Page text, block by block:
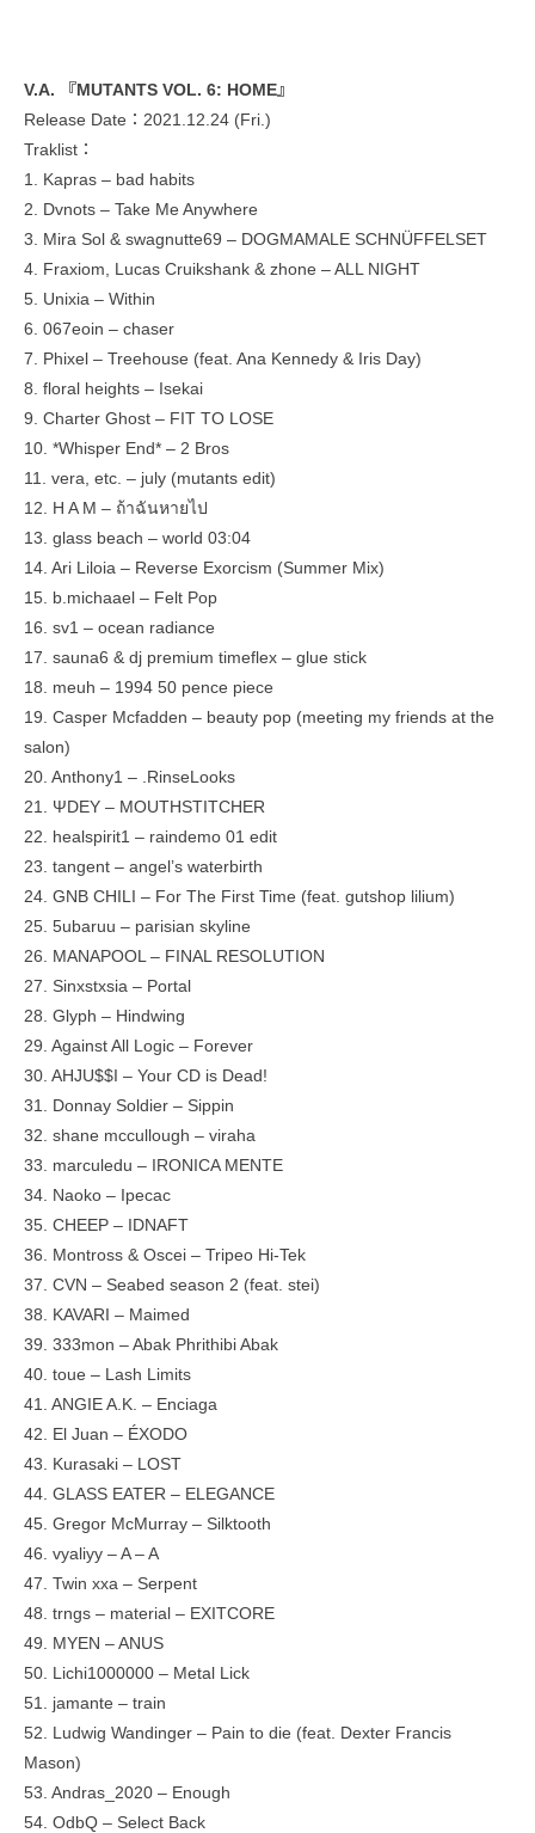
V.A. 『MUTANTS VOL. 6: HOME』
Release Date：2021.12.24 (Fri.)
Traklist：
1. Kapras – bad habits
2. Dvnots – Take Me Anywhere
3. Mira Sol & swagnutte69 – DOGMAMALE SCHNÜFFELSET
4. Fraxiom, Lucas Cruikshank & zhone – ALL NIGHT
5. Unixia – Within
6. 067eoin – chaser
7. Phixel – Treehouse (feat. Ana Kennedy & Iris Day)
8. floral heights – Isekai
9. Charter Ghost – FIT TO LOSE
10. *Whisper End* – 2 Bros
11. vera, etc. – july (mutants edit)
12. H A M – ถ้าฉันหายไป
13. glass beach – world 03:04
14. Ari Liloia – Reverse Exorcism (Summer Mix)
15. b.michaael – Felt Pop
16. sv1 – ocean radiance
17. sauna6 & dj premium timeflex – glue stick
18. meuh – 1994 50 pence piece
19. Casper Mcfadden – beauty pop (meeting my friends at the
salon)
20. Anthony1 – .RinseLooks
21. ΨDEY – MOUTHSTITCHER
22. healspirit1 – raindemo 01 edit
23. tangent – angel’s waterbirth
24. GNB CHILI – For The First Time (feat. gutshop lilium)
25. 5ubaruu – parisian skyline
26. MANAPOOL – FINAL RESOLUTION
27. Sinxstxsia – Portal
28. Glyph – Hindwing
29. Against All Logic – Forever
30. AHJU$$I – Your CD is Dead!
31. Donnay Soldier – Sippin
32. shane mccullough – viraha
33. marculedu – IRONICA MENTE
34. Naoko – Ipecac
35. CHEEP – IDNAFT
36. Montross & Oscei – Tripeo Hi-Tek
37. CVN – Seabed season 2 (feat. stei)
38. KAVARI – Maimed
39. 333mon – Abak Phrithibi Abak
40. toue – Lash Limits
41. ANGIE A.K. – Enciaga
42. El Juan – ÉXODO
43. Kurasaki – LOST
44. GLASS EATER – ELEGANCE
45. Gregor McMurray – Silktooth
46. vyaliyy – A – A
47. Twin xxa – Serpent
48. trngs – material – EXITCORE
49. MYEN – ANUS
50. Lichi1000000 – Metal Lick
51. jamante – train
52. Ludwig Wandinger – Pain to die (feat. Dexter Francis
Mason)
53. Andras_2020 – Enough
54. OdbQ – Select Back